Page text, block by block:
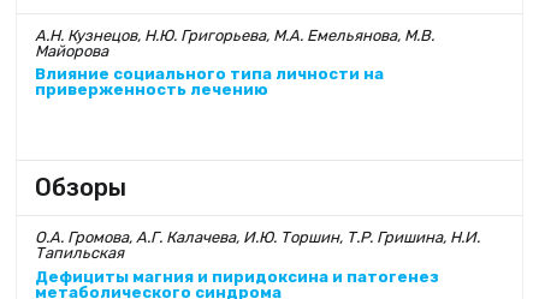
А.Н. Кузнецов, Н.Ю. Григорьева, М.А. Емельянова, М.В.
Майорова
Влияние социального типа личности на
приверженность лечению
Обзоры
О.А. Громова, А.Г. Калачева, И.Ю. Торшин, Т.Р. Гришина, Н.И.
Тапильская
Дефициты магния и пиридоксина и патогенез
метаболического синдрома